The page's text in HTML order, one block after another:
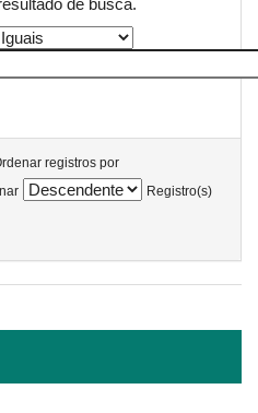
registros por
Registro(s)